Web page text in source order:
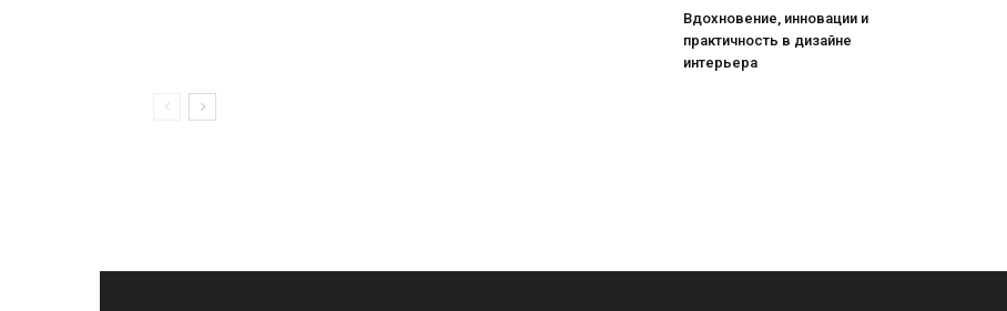
Вдохновение, инновации и
практичность в дизайне
интерьера